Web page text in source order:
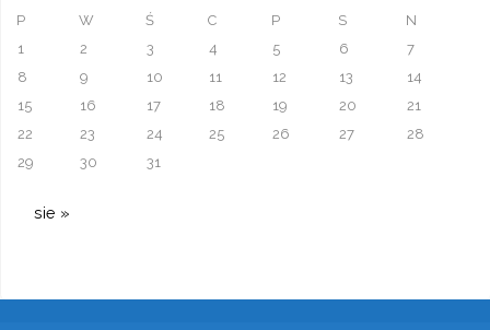
P
W Ś C P S
N
1
2 3 4 5 6
7
8
9 10 11 12 13
14
15
16 17 18 19 20
21
22
23 24 25 26 27
28
29
30 31
sie »